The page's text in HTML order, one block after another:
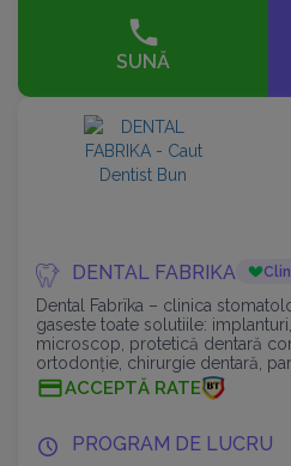
SUNĂ
DENTAL FABRIKA
Dental Fabrïka – clinica
gaseste toate solutiile:
microscop, protetică dentară
ortodonție, chirurgie dentară,
stomatologie generală.
ACCEPTĂ RATE
PROGRAM DE LUCRU